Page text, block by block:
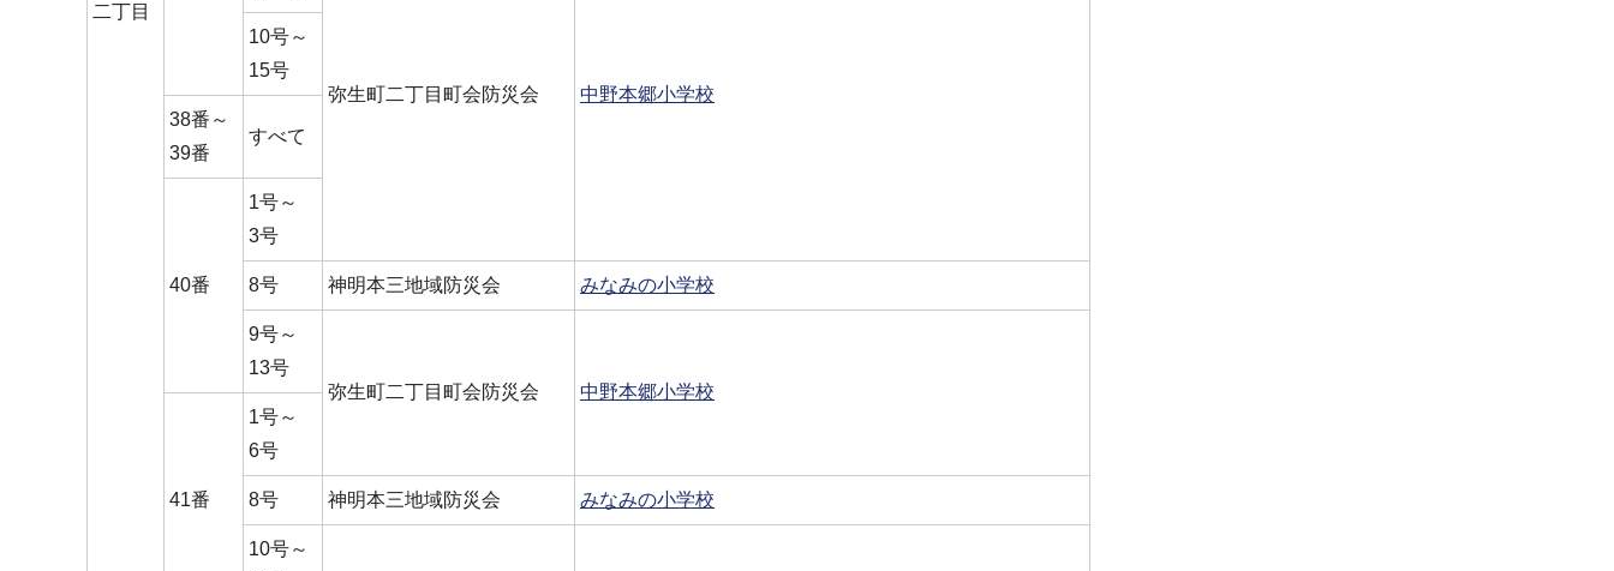
二丁目
弥生町二丁目町会防災会 中野本郷小学校
10号～
15号
38番～
39番
すべて
40番
1号～
3号
8号 神明本三地域防災会 みなみの小学校
9号～
13号
弥生町二丁目町会防災会
中野本郷小学校
41番
1号～
6号
8号 神明本三地域防災会 みなみの小学校
10号～